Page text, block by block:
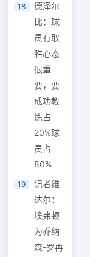
18
德泽尔
比：球
员有取
胜心态
很重
要，要
成功教
练占
20%球
员占
80%
19
记者维
达尔：
埃弗顿
为乔纳
森-罗再